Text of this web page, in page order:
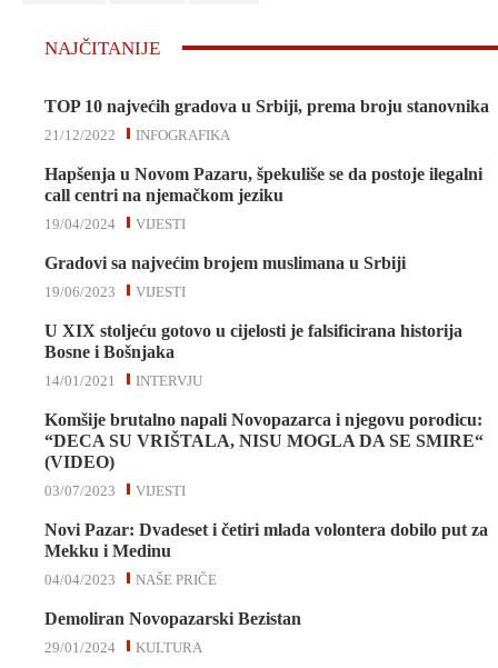
NAJČITANIJE
TOP 10 najvećih gradova u Srbiji, prema broju stanovnika
INFOGRAFIKA
21/12/2022
Hapšenja u Novom Pazaru, špekuliše se da postoje ilegalni
call centri na njemačkom jeziku
VIJESTI
19/04/2024
Gradovi sa najvećim brojem muslimana u Srbiji
VIJESTI
19/06/2023
U XIX stoljeću gotovo u cijelosti je falsificirana historija
Bosne i Bošnjaka
INTERVJU
14/01/2021
Komšije brutalno napali Novopazarca i njegovu porodicu:
“DECA SU VRIŠTALA, NISU MOGLA DA SE SMIRE“
(VIDEO)
VIJESTI
03/07/2023
Novi Pazar: Dvadeset i četiri mlada volontera dobilo put za
Mekku i Medinu
NAŠE PRIČE
04/04/2023
Demoliran Novopazarski Bezistan
KULTURA
29/01/2024